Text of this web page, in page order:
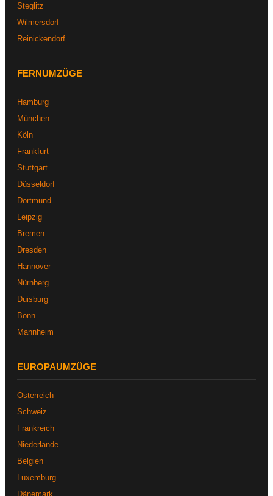
Steglitz
Wilmersdorf
Reinickendorf
FERNUMZÜGE
Hamburg
München
Köln
Frankfurt
Stuttgart
Düsseldorf
Dortmund
Leipzig
Bremen
Dresden
Hannover
Nürnberg
Duisburg
Bonn
Mannheim
EUROPAUMZÜGE
Österreich
Schweiz
Frankreich
Niederlande
Belgien
Luxemburg
Dänemark